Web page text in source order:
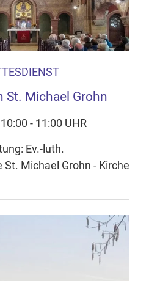
St. Michael Grohn
- 11:00 UHR
Ev.-luth.
Michael Grohn - Kirche